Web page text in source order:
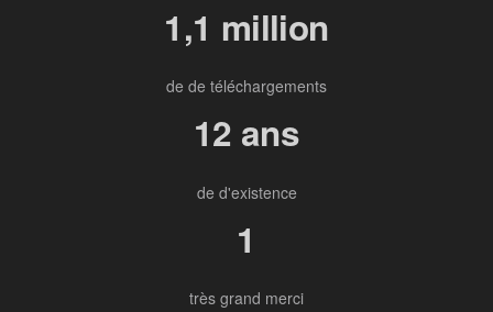
1,1 million
de de téléchargements
12 ans
de d'existence
1
très grand merci